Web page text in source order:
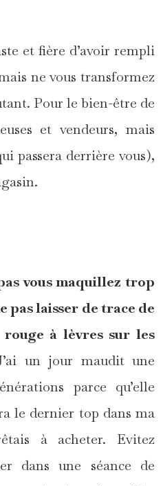
et fière d’avoir rempli
ne vous transformez
Pour le bien-être de
et vendeurs, mais
passera derrière vous),
vous maquillez trop
pas laisser de trace de
à lèvres sur les
un jour maudit une
parce qu’elle
le dernier top dans ma
à acheter. Evitez
dans une séance de